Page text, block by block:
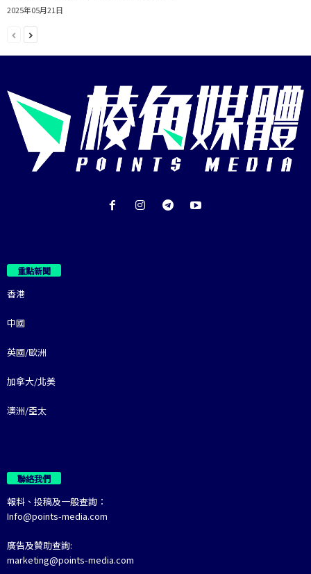
2025年05月21日
重點新聞
香港
中國
英國/歐洲
加拿大/北美
澳洲/亞太
聯絡我們
報料、投稿及一般查詢：
Info@points-media.com
廣告及贊助查詢:
marketing@points-media.com